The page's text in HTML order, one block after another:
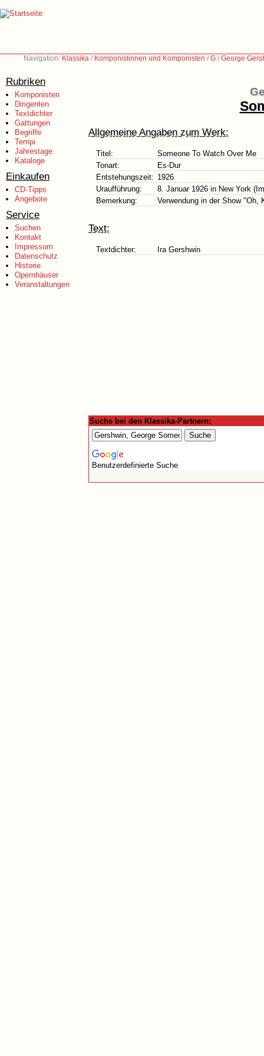
Navigation: Klassika / Komponistinnen und Komponisten /G /George
Rubriken
Komponisten
Dirigenten
Textdichter
Gattungen
Begriffe
Tempi
Jahrestage
Kataloge
Einkaufen
CD-Tipps
Angebote
Service
Suchen
Kontakt
Impressum
Datenschutz
Historie
Opernhäuser
Veranstaltungen
Allgemeine Angaben zum Werk:
Titel:
Someone To Watch Over Me
Tonart:
Es-Dur
Entstehungszeit: 1926
Uraufführung:
8. Januar 1926 in New York
Bemerkung:
Verwendung in der Show "Oh,
Text:
Textdichter: Ira Gershwin
Suche bei den Klassika-Partnern:
Benutzerdefinierte Suche